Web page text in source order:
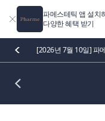
파메스테틱 앱 설치
다양한 혜택 받기
[2026년 7월 10일] 파